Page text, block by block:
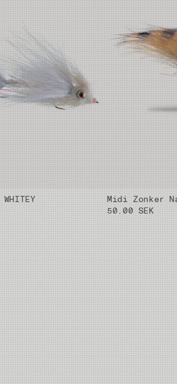
WHITEY
Midi Zonker
50.00 SEK